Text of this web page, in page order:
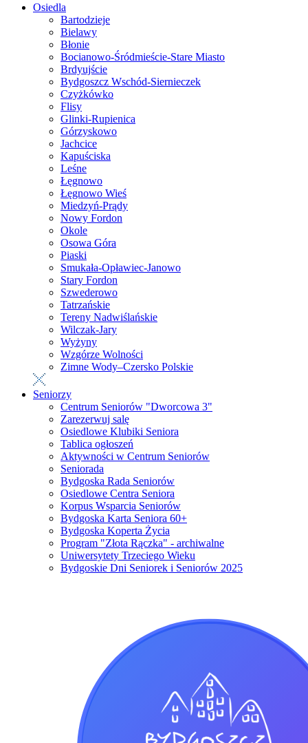
Osiedla
Bartodzieje
Bielawy
Błonie
Bocianowo-Śródmieście-Stare Miasto
Brdyujście
Bydgoszcz Wschód-Siernieczek
Czyżkówko
Flisy
Glinki-Rupienica
Górzyskowo
Jachcice
Kapuściska
Leśne
Łęgnowo
Łęgnowo Wieś
Miedzyń-Prądy
Nowy Fordon
Okole
Osowa Góra
Piaski
Smukała-Opławiec-Janowo
Stary Fordon
Szwederowo
Tatrzańskie
Tereny Nadwiślańskie
Wilczak-Jary
Wyżyny
Wzgórze Wolności
Zimne Wody–Czersko Polskie
Seniorzy
Centrum Seniorów "Dworcowa 3"
Zarezerwuj salę
Osiedlowe Klubiki Seniora
Tablica ogłoszeń
Aktywności w Centrum Seniorów
Seniorada
Bydgoska Rada Seniorów
Osiedlowe Centra Seniora
Korpus Wsparcia Seniorów
Bydgoska Karta Seniora 60+
Bydgoska Koperta Życia
Program "Złota Rączka" - archiwalne
Uniwersytety Trzeciego Wieku
Bydgoskie Dni Seniorek i Seniorów 2025